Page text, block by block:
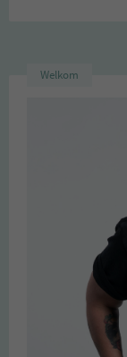
Welkom